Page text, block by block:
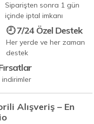
Siparişten sonra 1 gün
içinde iptal imkanı
🕘 7/24 Özel Destek
Her yerde ve her zaman
destek
Alışveriş – En